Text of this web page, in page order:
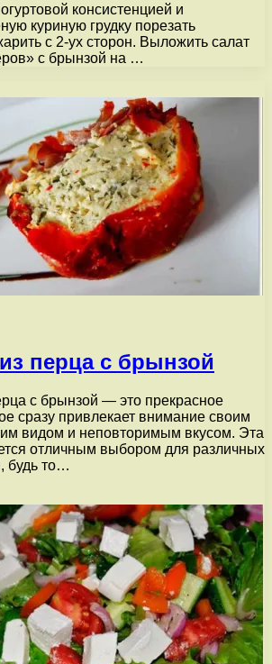
консистенцией и
куриную грудку порезать
с 2-ух сторон. Выложить салат
с брынзой на …
перца с брынзой
с брынзой — это прекрасное
сразу привлекает внимание своим
видом и неповторимым вкусом. Эта
отличным выбором для различных
будь то…